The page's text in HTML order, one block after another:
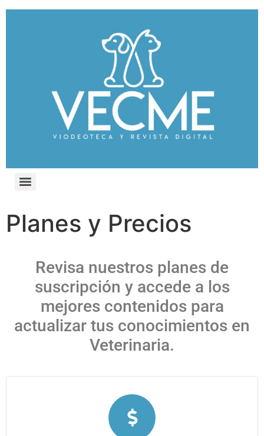
Planes y Precios
Revisa nuestros planes de
suscripción y accede a los
mejores contenidos para
actualizar tus conocimientos en
Veterinaria.